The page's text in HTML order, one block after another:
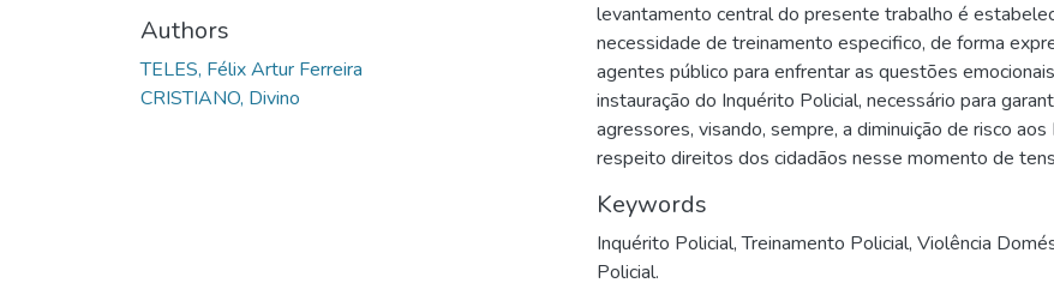
Authors
TELES, Félix Artur Ferreira
CRISTIANO, Divino
levantamento central do presente trabalho é
necessidade de treinamento especifico, de forma
agentes público para enfrentar as questões
instauração do Inquérito Policial, necessário para
agressores, visando, sempre, a diminuição de risco
respeito direitos dos cidadãos nesse momento de
Keywords
Inquérito Policial,Treinamento Policial, Violência
Policial.